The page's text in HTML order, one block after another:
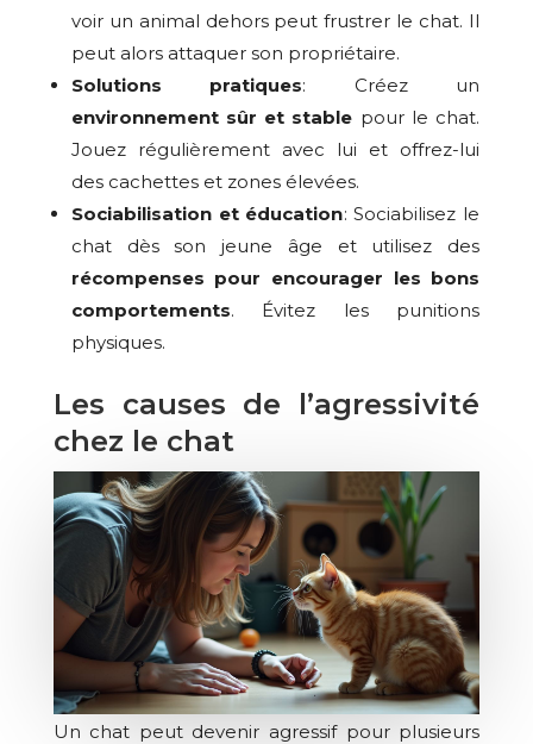
voir un animal dehors peut frustrer le chat. Il
peut alors attaquer son propriétaire.
Solutions pratiques: Créez un
environnement sûr et stable pour le chat.
Jouez régulièrement avec lui et offrez-lui
des cachettes et zones élevées.
Sociabilisation et éducation: Sociabilisez le
chat dès son jeune âge et utilisez des
récompenses pour encourager les bons
comportements. Évitez les punitions
physiques.
Les causes de l’agressivité
chez le chat
Un chat peut devenir agressif pour plusieurs